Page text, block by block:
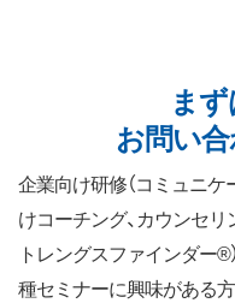
ま
お問い
企業向け研修（コミュニケ
けコーチング、カウンセ
トレングスファインダー®
種セミナーに興味がある